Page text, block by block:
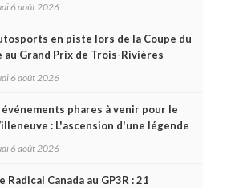
6 août 2026
en piste lors de la Coupe du
au Grand Prix de Trois-Rivières
6 août 2026
événements phares à venir pour le
: L'ascension d'une légende
6 août 2026
Radical Canada au GP3R : 21